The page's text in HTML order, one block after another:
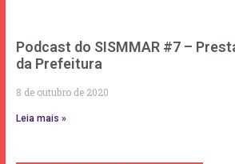
Podcast do SISMMAR #7 –
da Prefeitura
8 de outubro de 2020
Leia mais »